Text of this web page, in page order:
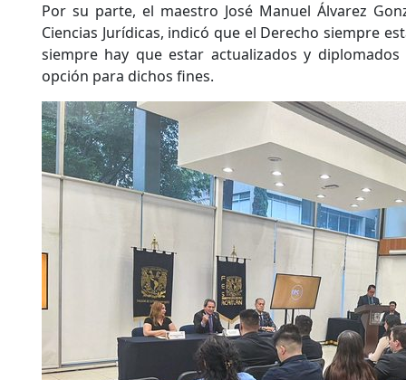
Por su parte, el maestro José Manuel Álvarez
Ciencias Jurídicas, indicó que el Derecho siempre
siempre hay que estar actualizados y
opción para dichos fines.